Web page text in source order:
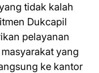
tidak kalah
Dukcapil
pelayanan
yang
ke kantor